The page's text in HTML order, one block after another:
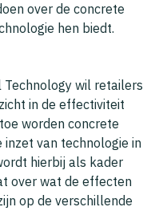
over de concrete
hen biedt.
wil retailers
in de effectiviteit
worden concrete
van technologie in
hierbij als kader
over wat de effecten
op de verschillende